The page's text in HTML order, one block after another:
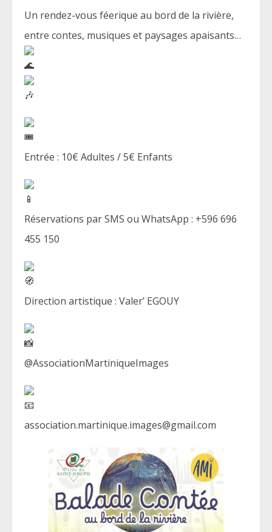
Un rendez-vous féerique au bord de la rivière,
entre contes, musiques et paysages apaisants…
Entrée : 10€ Adultes / 5€ Enfants
Réservations par SMS ou WhatsApp : +596 696
455 150
Direction artistique : Valer’ EGOUY
@AssociationMartiniqueImages
association.martinique.images@gmail.com